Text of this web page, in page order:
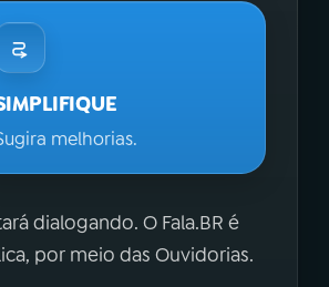
melhorias.
dialogando. O Fala.BR é
por meio das Ouvidorias.